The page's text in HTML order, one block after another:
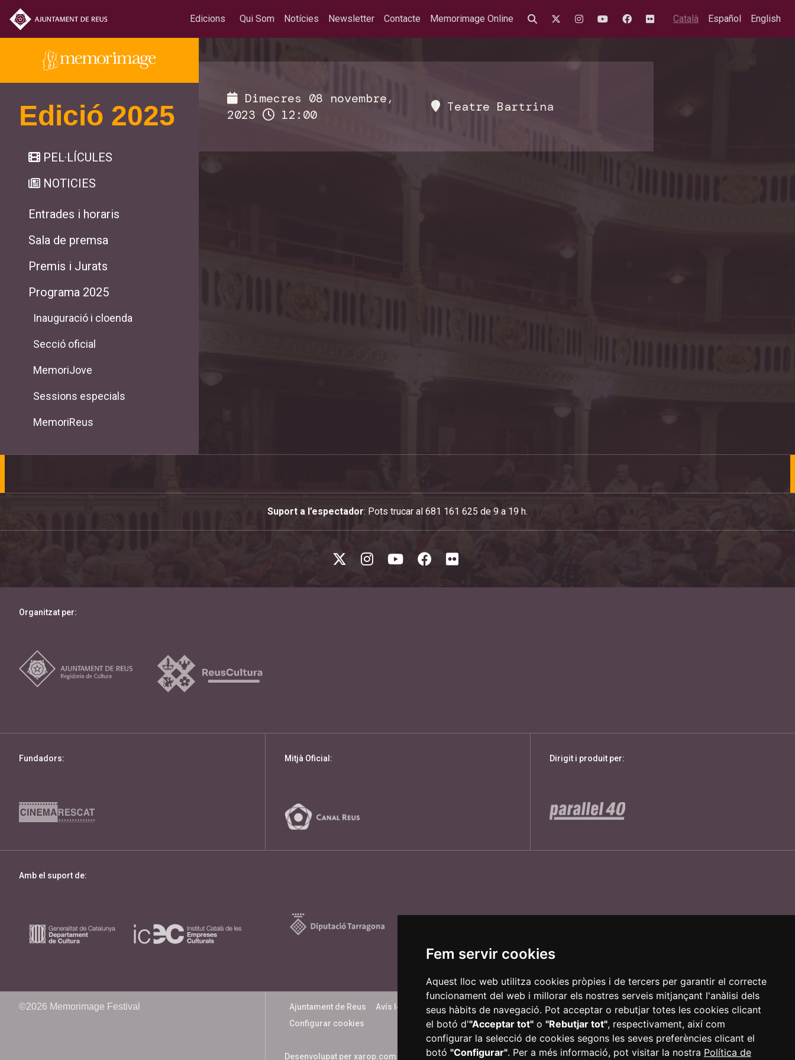
Fem servir cookies
Aquest lloc web utilitza cookies pròpies i de tercers per garantir el correcte
funcionament del web i millorar els nostres serveis mitjançant l'anàlisi dels
seus hàbits de navegació. Pot acceptar o rebutjar totes les cookies clicant
el botó d'"Acceptar tot" o "Rebutjar tot", respectivament, així com
configurar la selecció de cookies segons les seves preferències clicant el
botó "Configurar". Per a més informació, pot visitar la nostra Política de
Edicions Qui Som Notícies Newsletter Contacte Memorimage Online Català Español English
Edició 2025
PEL·LÍCULES
NOTICIES
Entrades i horaris
Sala de premsa
Premis i Jurats
Programa 2025
Inauguració i cloenda
Secció oficial
MemoriJove
Sessions especials
MemoriReus
Dimecres 08 novembre,
2023
12:00
Teatre Bartrina
Suport a l’espectador: Pots trucar al 681 161 625 de 9 a 19 h.
Organitzat per:
Fundadors: Mitjà Oficial: Dirigit i produit per:
Amb el suport de:
©2026 Memorimage Festival Ajuntament de Reus Avís legal Informació bàsica Política de cookies Política de privacitat
Accessibilitat
Configurar cookies
Desenvolupat per xarop.com